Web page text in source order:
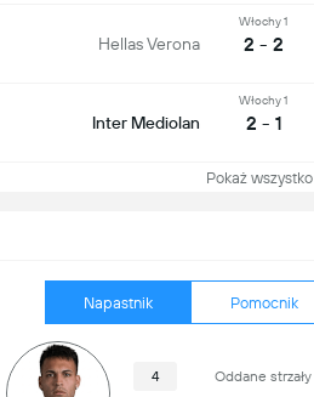
Napastnik Pomocnik
4 Oddane strzały
Hellas Verona
Włochy 1
2 - 2
Inter Mediolan
Włochy 1
2 - 1
Pokaż wszystko